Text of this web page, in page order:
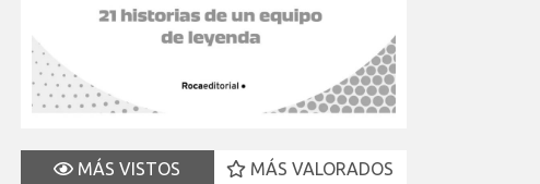
MÁS VISTOS
MÁS VALORADOS